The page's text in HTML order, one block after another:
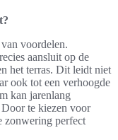
voordelen.
aansluit op de
het terras. Dit leidt niet
ook tot een verhoogde
kan jarenlang
Door te kiezen voor
zonwering perfect